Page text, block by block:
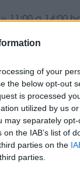
of your
the below opt-out
is processed
utilized by us
may separately
the IAB’s list of
parties on the
parties.
11:00 a 14:00
Potter
año
película
serie original de